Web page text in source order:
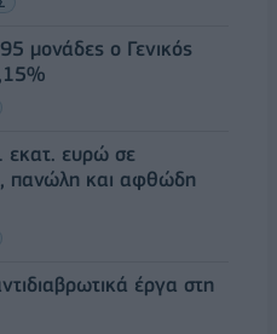
μονάδες ο Γενικός
εκατ. ευρώ σε
πανώλη και αφθώδη
έργα στη